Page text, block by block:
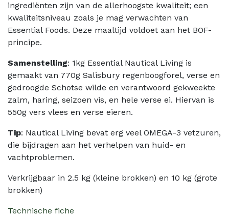
ingrediënten zijn van de allerhoogste kwaliteit; een
kwaliteitsniveau zoals je mag verwachten van
Essential Foods. Deze maaltijd voldoet aan het BOF-
principe.
Samenstelling: 1kg Essential Nautical Living is
gemaakt van 770g Salisbury regenboogforel, verse en
gedroogde Schotse wilde en verantwoord gekweekte
zalm, haring, seizoen vis, en hele verse ei. Hiervan is
550g vers vlees en verse eieren.
Tip: Nautical Living bevat erg veel OMEGA-3 vetzuren,
die bijdragen aan het verhelpen van huid- en
vachtproblemen.
Verkrijgbaar in 2.5 kg (kleine brokken) en 10 kg (grote
brokken)
Technische fiche